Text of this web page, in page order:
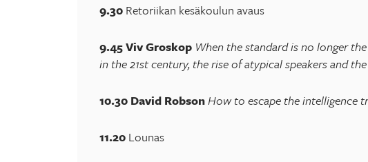
9.30 Retoriikan kesäkoulun avaus
9.45Viv Groskop When the standard is no longer
in the 21st century, the rise of atypical speakers and
10.30 David RobsonHow to escape the intelligence
11.20 Lounas